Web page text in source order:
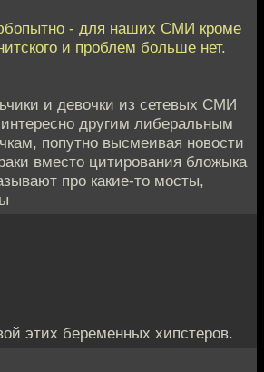
- для наших СМИ кроме
и проблем больше нет.
и девочки из сетевых СМИ
другим либеральным
попутно высмеивая новости
вместо цитирования бложыка
про какие-то мосты,
этих беременных хипстеров.